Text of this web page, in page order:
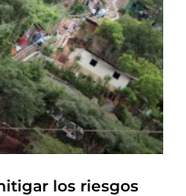
los riesgos